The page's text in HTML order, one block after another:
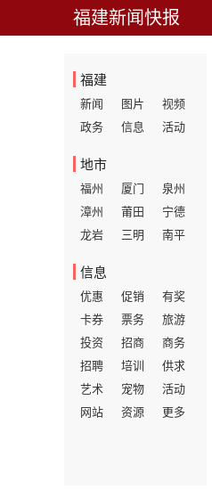
福建新闻快报
福建
新闻 图片
视频
政务
信息 活动
地市
福州 厦门
泉州
漳州
莆田
宁德
龙岩
三明 南平
信息
优惠 促销
有奖
卡券
票务
旅游
投资
招商
商务
招聘
培训
供求
艺术
宠物
活动
网站
资源 更多